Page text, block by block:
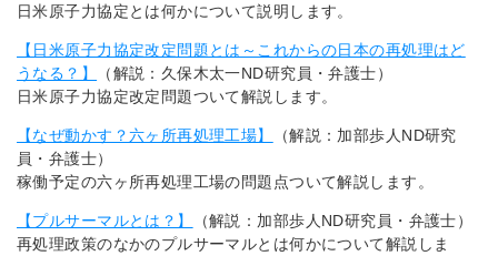
日米原子力協定とは何かについて説明します。
【日米原子力協定改定問題とは～これからの日本の再処理はど
うなる？】
（解説：久保木太一ND研究員・弁護士）
日米原子力協定改定問題ついて解説します。
【なぜ動かす？六ヶ所再処理工場】
（解説：加部歩人ND研究
員・弁護士）
稼働予定の六ヶ所再処理工場の問題点ついて解説します。
【プルサーマルとは？】
（解説：加部歩人ND研究員・弁護士）
再処理政策のなかのプルサーマルとは何かについて解説しま